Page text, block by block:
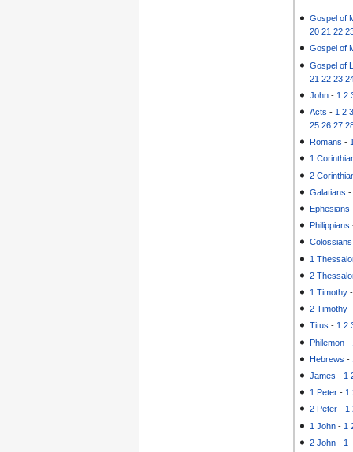
Gospel of
20 21 22
Gospel of
Gospel of
21 22 23
John - 1 2
Acts - 1 2
25 26 27
Romans -
1
2
Galatians
Ephesians
Philippians
Colossians
1
2
1 Timothy
2 Timothy
Titus -1 2
Philemon -
Hebrews -
James - 1
1 Peter - 1
2 Peter -1
1 John - 1
2 John - 1